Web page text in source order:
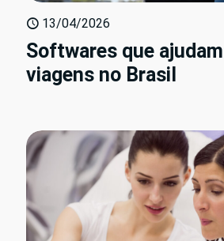
13/04/2026
Softwares que
viagens no Brasil